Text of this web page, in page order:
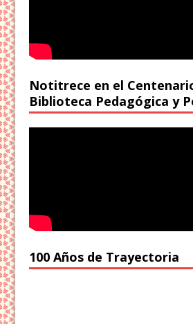
Notitrece en el
Biblioteca Pedagógica y
100 Años de Trayectoria